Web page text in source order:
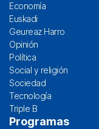
Economía
Euskadi
Geureaz Harro
Opinión
Política
Social y religión
Sociedad
Tecnología
Triple B
Programas